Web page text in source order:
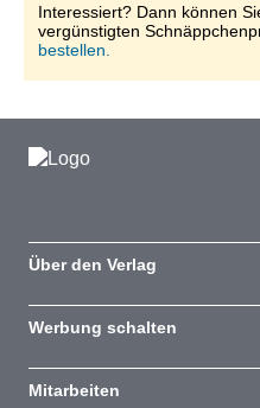
Interessiert? Dann können
vergünstigten
bestellen.
Über den Verlag
Werbung schalten
Mitarbeiten